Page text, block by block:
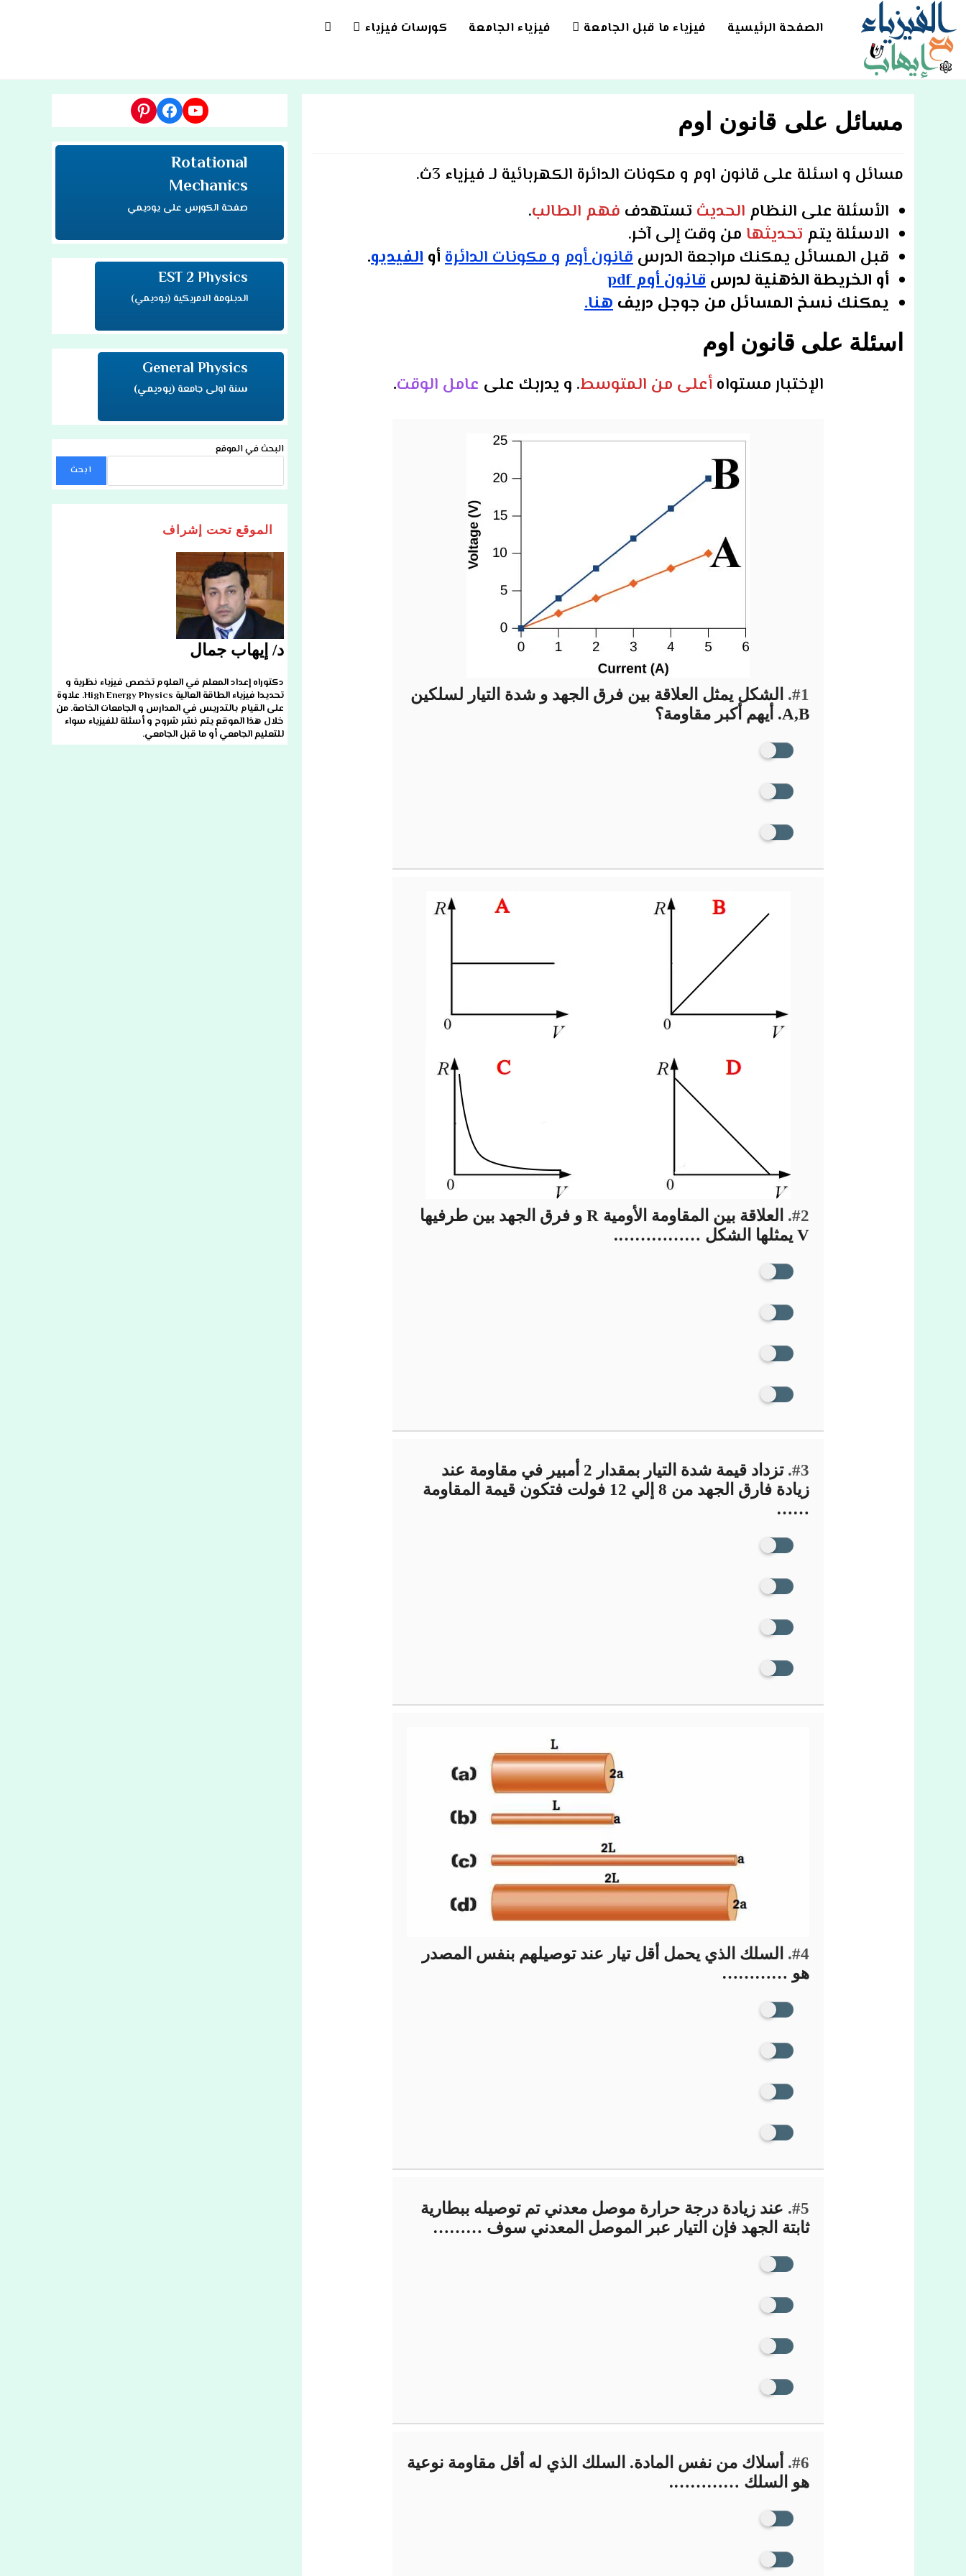
content
الصفحة الرئيسية فيزياء ما قبل الجامعة فيزياء الجامعة كورسات فيزياء TOGGLE
WEBSITE
مسائل على قانون اوم
مسائل و اسئلة على قانون اوم و مكونات الدائرة الكهربائية لـ فيزياء 3ث.
الأسئلة على النظام الحديث تستهدف فهم الطالب.
الاسئلة يتم تحديثها من وقت إلى آخر.
قبل المسائل يمكنك مراجعة الدرسقانون أوم و مكونات الدائرةأوالفيديو.
أو الخريطة الذهنية لدرسقانون أوم pdf
يمكنك نسخ المسائل من جوجل دريفهنا.
اسئلة على قانون اوم
الإختبار مستواهأعلى من المتوسط. و يدربك على عامل الوقت.
#1.
الشكل يمثل العلاقة بين فرق الجهد و شدة التيار لسلكين
A,B. أيهم أكبر مقاومة؟
#2.
العلاقة بين المقاومة الأومية R و فرق الجهد بين طرفيها
V يمثلها الشكل …………….
#3.
تزداد قيمة شدة التيار بمقدار 2 أمبير في مقاومة عند
زيادة فارق الجهد من 8 إلي 12 فولت فتكون قيمة المقاومة
……
#4.
السلك الذي يحمل أقل تيار عند توصيلهم بنفس المصدر
هو …………
#5. عند زيادة درجة حرارة موصل معدني تم توصيله ببطارية
ثابتة الجهد فإن التيار عبر الموصل المعدني سوف ………
#6.
أسلاك من نفس المادة. السلك الذي له أقل مقاومة نوعية
هو السلك ………….
يوتيوب فيسبوكبينتريست
Rotational
Mechanics
صفحة الكورس على يوديمي
EST 2 Physics
الدبلومة الامريكية (يوديمي)
General Physics
سنة اولى جامعة (يوديمي)
البحث في الموقع
ابحث
الموقع تحت إشراف
د/ إيهاب جمال
دكتوراه إعداد المعلم في العلوم تخصص فيزياء نظرية و
تحديدا فيزياء الطاقة العالية High Energy Physics. علاوة
على القيام بالتدريس في المدارس و الجامعات الخاصة. من
خلال هذا الموقع يتم نشر شروح و أسئلة للفيزياء سواء
للتعليم الجامعي أو ما قبل الجامعي.